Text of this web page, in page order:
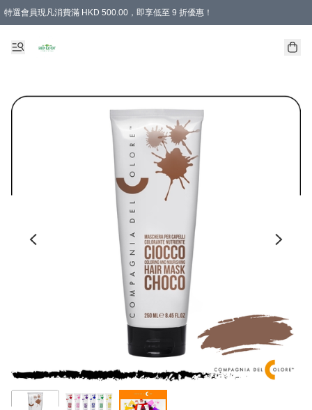
特選會員現凡消費滿 HKD 500.00，即享低至 9 折優惠！